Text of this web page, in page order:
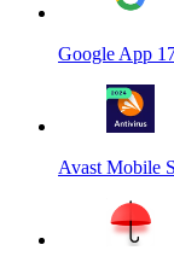
Google App
Avast Mobile